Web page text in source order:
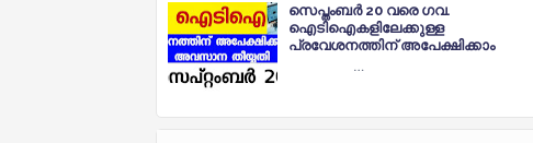
സെപ്തംബർ 20 വരെ ഗവ.
ഐടിഐകളിലേക്കുള്ള
പ്രവേശനത്തിന് അപേക്ഷിക്കാം
…